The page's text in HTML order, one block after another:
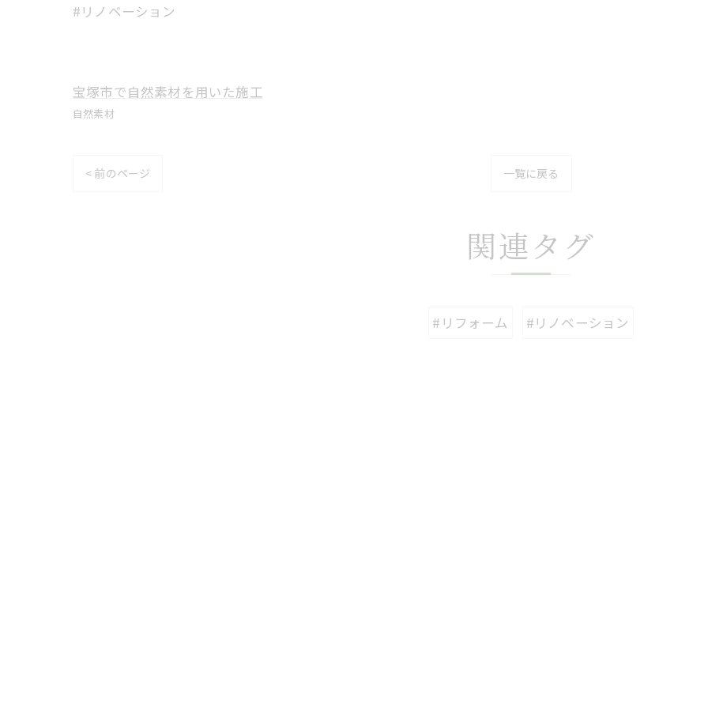
#リノベーション
宝塚市で自然素材を用いた施工
自然素材
< 前のページ 一覧に戻る
関連タグ
#リフォーム #リノベーション